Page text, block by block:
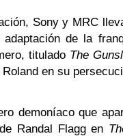
Sony y MRC
de la
titulado The
en su
demoníaco que
Randal Flagg en